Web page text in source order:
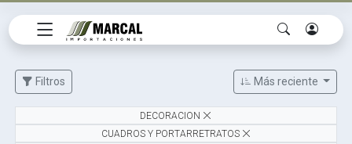
Filtros Más reciente
DECORACION
CUADROS Y PORTARRETRATOS